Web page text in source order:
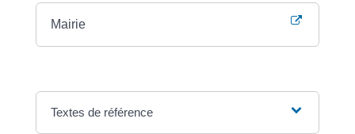
Mairie
Textes de référence